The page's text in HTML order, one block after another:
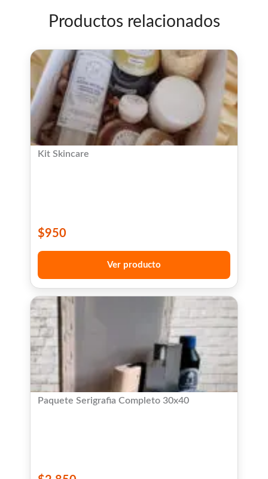
Productos relacionados
Kit Skincare
$950
Ver producto
Paquete Serigrafia Completo 30x40